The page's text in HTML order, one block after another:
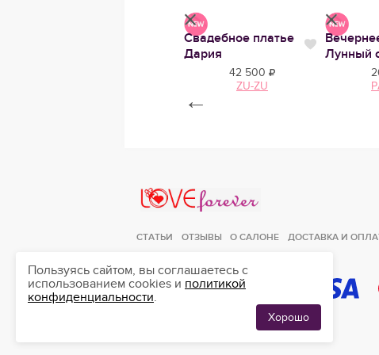
0
ЛЮБИМЫЕ
Нравится
Свадебное платье
Дария
Нравится
42 500
ZU-ZU
Лунный
←
СТАТЬИ ОТЗЫВЫ О САЛОНЕ ДОСТАВКА И
Пользуясь сайтом, вы соглашаетесь с
использованием cookies и политикой
конфиденциальности.
Хорошо